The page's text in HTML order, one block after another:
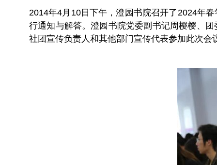
2014年4月10日下午，澄园书院召开了2024年
行通知与解答。澄园书院党委副书记周樱樱、
社团宣传负责人和其他部门宣传代表参加此次